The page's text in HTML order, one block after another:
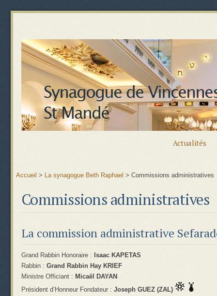
Actualités
Accueil > La synagogue Beth Raphael > Commissions administratives
Commissions administratives
La commission administrative
Grand Rabbin Honoraire : Isaac KAPETAS
Rabbin : Grand Rabbin Hay KRIEF
Ministre Officiant : Micaël DAYAN
Président d’Honneur Fondateur : Joseph GUEZ (ZAL)